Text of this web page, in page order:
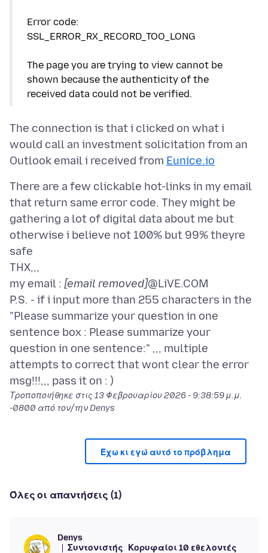
Error code:
SSL_ERROR_RX_RECORD_TOO_LONG
The page you are trying to view cannot be
shown because the authenticity of the
received data could not be verified.
The connection is that i clicked on what i
would call an investment solicitation from an
Outlook email i received from Eunice.io
There are a few clickable hot-links in my email
that return same error code. They might be
gathering a lot of digital data about me but
otherwise i believe not 100% but 99% theyre
safe
THX,,,
my email : [email removed]@LiVE.COM
P.S. - if i input more than 255 characters in the
"Please summarize your question in one
sentence box : Please summarize your
question in one sentence:" ,,, multiple
attempts to correct that wont clear the error
Τροποποιήθηκε στις 13 Φεβρουαρίου 2026 - 9:38:59 μ.μ.
-0800 από τον/την Denys
Έχω κι εγώ αυτό το πρόβλημα
Όλες οι απαντήσεις (1)
Denys
Συντονιστής
Κορυφαίοι 10 εθελοντές